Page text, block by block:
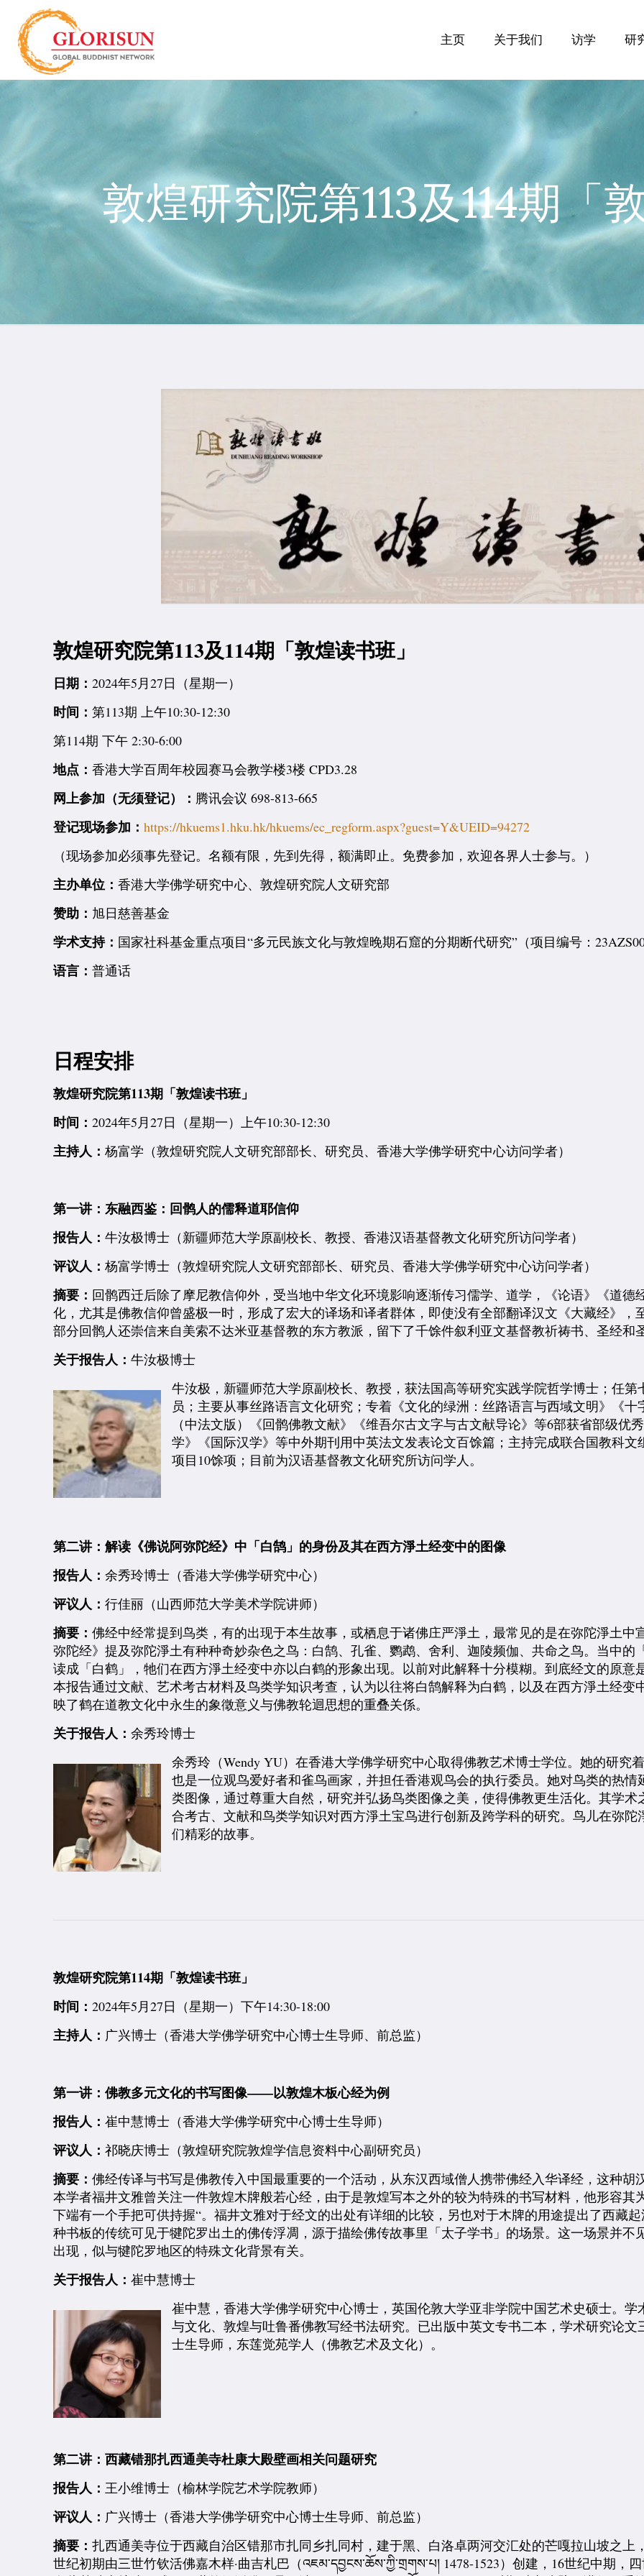
主页 关于我们 访学 研
敦煌研究院第113及114期「
敦煌研究院第113及114期「敦煌读书班」
日期：2024年5月27日（星期一）
时间：第113期 上午10:30-12:30
第114期 下午 2:30-6:00
地点：香港大学百周年校园赛马会教学楼3楼 CPD3.28
网上参加（无须登记）： 腾讯会议 698-813-665
登记现场参加：https://hkuems1.hku.hk/hkuems/ec_regform.aspx?guest=Y&UEID=94272
（现场参加必须事先登记。名额有限，先到先得，额满即止。免费参加，欢迎各界人士参与。）
主办单位：香港大学佛学研究中心、敦煌研究院人文研究部
赞助： 旭日慈善基金
学术支持： 国家社科基金重点项目“多元民族文化与敦煌晚期石窟的分期断代研究”（项目编号：
语言：普通话
日程安排
敦煌研究院第113期「敦煌读书班」
时间：2024年5月27日（星期一）上午10:30-12:30
主持人：杨富学（敦煌研究院人文研究部部长、研究员、香港大学佛学研究中心访问学者）
第一讲：东融西鉴：回鹘人的儒释道耶信仰
报告人：牛汝极博士（新疆师范大学原副校长、教授、香港汉语基督教文化研究所访问学者）
评议人：杨富学博士（敦煌研究院人文研究部部长、研究员、香港大学佛学研究中心访问学者）
摘要： 回鹘西迁后除了摩尼教信仰外，受当地中华文化环境影响逐渐传习儒学、道学，《论语》《道
化，尤其是佛教信仰曾盛极一时，形成了宏大的译场和译者群体，即使没有全部翻译汉文《大藏经》
部分回鹘人还崇信来自美索不达米亚基督教的东方教派，留下了千馀件叙利亚文基督教祈祷书、圣经和
关于报告人：牛汝极博士
牛汝极，新疆师范大学原副校长、教授，获法国高等研究实践学院哲学博士；任
员；主要从事丝路语言文化研究；专着《文化的绿洲：丝路语言与西域文明》《
（中法文版）《回鹘佛教文献》《维吾尔古文字与古文献导论》等6部获省部级优
学》《国际汉学》等中外期刊用中英法文发表论文百馀篇；主持完成联合国教科
项目10馀项；目前为汉语基督教文化研究所访问学人。
第二讲：解读《佛说阿弥陀经》中「白鹄」的身份及其在西方淨土经变中的图像
报告人：余秀玲博士（香港大学佛学研究中心）
评议人：行佳丽（山西师范大学美术学院讲师）
摘要：佛经中经常提到鸟类，有的出现于本生故事，或栖息于诸佛庄严淨土，最常见的是在弥陀淨土
弥陀经》提及弥陀淨土有种种奇妙杂色之鸟：白鹄、孔雀、鹦鹉、舍利、迦陵频伽、共命之鸟。当中
读成「白鹤」，牠们在西方淨土经变中亦以白鹤的形象出现。以前对此解释十分模糊。到底经文的原
本报告通过文献、艺术考古材料及鸟类学知识考查，认为以往将白鹄解释为白鹤，以及在西方淨土经
映了鹤在道教文化中永生的象徵意义与佛教轮迴思想的重叠关係。
关于报告人：余秀玲博士
余秀玲（Wendy YU）在香港大学佛学研究中心取得佛教艺术博士学位。她的研究
也是一位观鸟爱好者和雀鸟画家，并担任香港观鸟会的执行委员。她对鸟类的热
类图像，通过尊重大自然，研究并弘扬鸟类图像之美，使得佛教更生活化。其学
合考古、文献和鸟类学知识对西方淨土宝鸟进行创新及跨学科的研究。鸟儿在弥
们精彩的故事。
敦煌研究院第114期「敦煌读书班」
时间：2024年5月27日（星期一）下午14:30-18:00
主持人： 广兴博士（香港大学佛学研究中心博士生导师、前总监）
第一讲：佛教多元文化的书写图像——以敦煌木板心经为例
报告人：崔中慧博士（香港大学佛学研究中心博士生导师）
评议人：祁晓庆博士（敦煌研究院敦煌学信息资料中心副研究员）
摘要：佛经传译与书写是佛教传入中国最重要的一个活动，从东汉西域僧人携带佛经入华译经，这种
本学者福井文雅曾关注一件敦煌木牌般若心经，由于是敦煌写本之外的较为特殊的书写材料，他形容其
下端有一个手把可供持握“。福井文雅对于经文的出处有详细的比较，另也对于木牌的用途提出了西藏
种书板的传统可见于犍陀罗出土的佛传浮凋，源于描绘佛传故事里「太子学书」的场景。这一场景并
出现，似与犍陀罗地区的特殊文化背景有关。
关于报告人：崔中慧博士
崔中慧，香港大学佛学研究中心博士，英国伦敦大学亚非学院中国艺术史硕士。
与文化、敦煌与吐鲁番佛教写经书法研究。已出版中英文专书二本，学术研究论
士生导师，东莲觉苑学人（佛教艺术及文化）。
第二讲：西藏错那扎西通美寺杜康大殿壁画相关问题研究
报告人：王小维博士（榆林学院艺术学院教师）
评议人： 广兴博士（香港大学佛学研究中心博士生导师、前总监）
摘要：扎西通美寺位于西藏自治区错那市扎同乡扎同村，建于黑、白洛卓两河交汇处的芒嘎拉山坡之上
世纪初期由三世竹钦活佛嘉木样·曲吉札巴（འཇམ་དབྱངས་ཆོས་ཀྱི་གྲགས་པ། 1478-1523）创建，16世纪中期，